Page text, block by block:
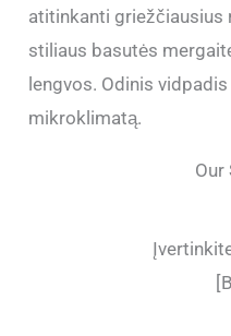
atitinkanti griežčiausius
stiliaus basutės
lengvos. Odinis
mikroklimatą.
Our